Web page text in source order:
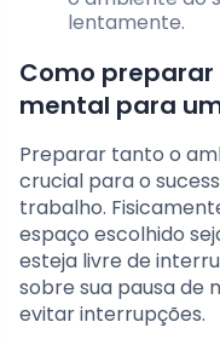
lentamente.
Como
mental para
Preparar tanto o
crucial para o
trabalho.
espaço escolhido
esteja livre de
sobre sua pausa de
evitar interrupções.